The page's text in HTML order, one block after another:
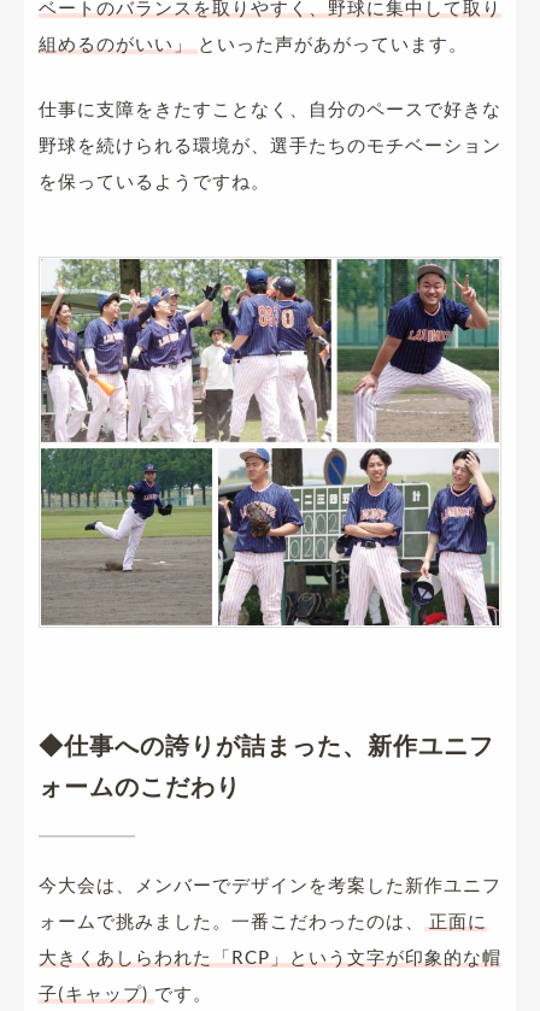
ベートのバランスを取りやすく、野球に集中して取り
組めるのがいい」
といった声があがっています。
仕事に支障をきたすことなく、自分のペースで好きな
野球を続けられる環境が、選手たちのモチベーション
を保っているようですね。
◆仕事への誇りが詰まった、新作ユニフ
ォームのこだわり
今大会は、メンバーでデザインを考案した新作ユニフ
ォームで挑みました。一番こだわったのは、
正面に
大きくあしらわれた「RCP」という文字が印象的な帽
子(キャップ) です。